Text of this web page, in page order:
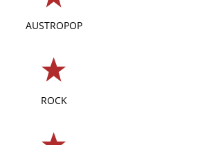
AUSTROPOP
ROCK